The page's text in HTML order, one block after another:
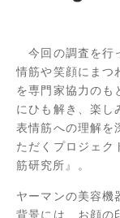
今回の調査を行
情筋や笑顔にまつ
を専門家協力のも
にひも解き、楽し
表情筋への理解を
ただくプロジェク
筋研究所』。
ヤーマンの美容機
背景には、お顔の